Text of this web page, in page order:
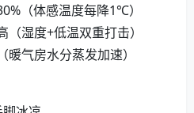
（体感温度每降1℃）
湿度+低温双重打击）
气房水分蒸发加速）